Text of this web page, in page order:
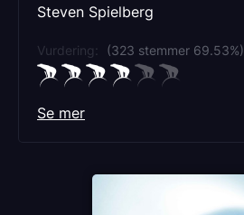
Steven Spielberg
Vurdering: (323 stemmer 69.53%)
Rollebesetning
Colin Firth
Se mer